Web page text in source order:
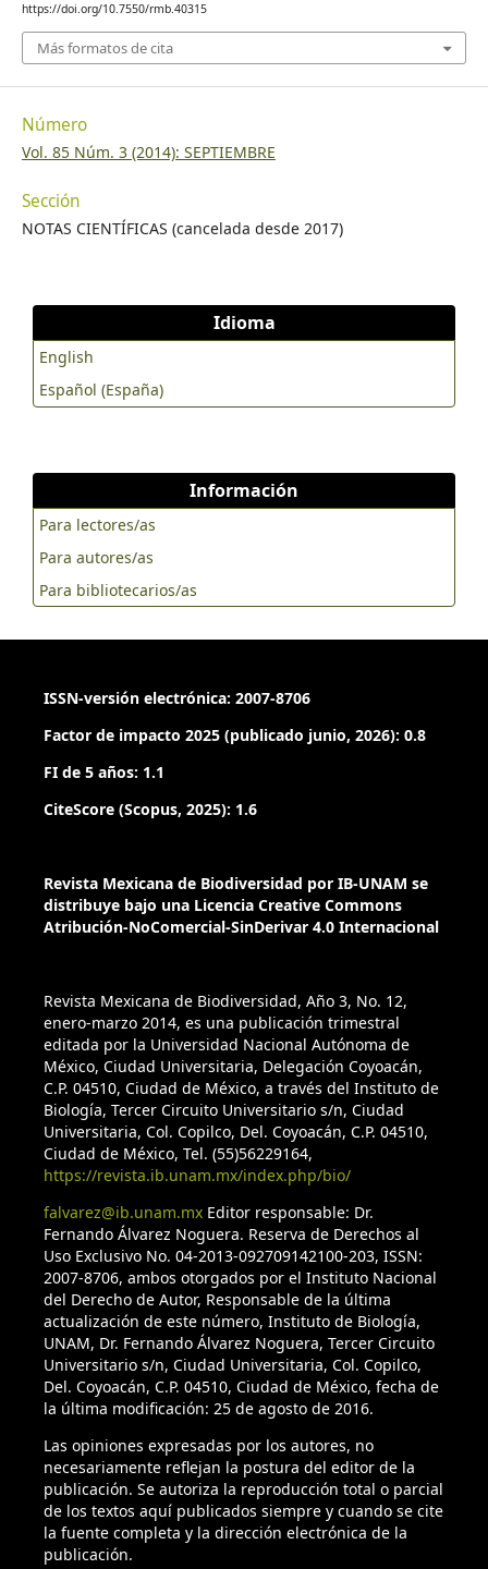
https://doi.org/10.7550/rmb.40315
Más formatos de cita
Número
Vol. 85 Núm. 3 (2014): SEPTIEMBRE
Sección
NOTAS CIENTÍFICAS (cancelada desde 2017)
Idioma
English
Español (España)
Información
Para lectores/as
Para autores/as
Para bibliotecarios/as
ISSN-versión electrónica: 2007-8706
Factor de impacto 2025 (publicado junio, 2026): 0.8
FI de 5 años: 1.1
CiteScore (Scopus, 2025): 1.6
Revista Mexicana de Biodiversidad por IB-UNAM se
distribuye bajo una Licencia Creative Commons
Atribución-NoComercial-SinDerivar 4.0 Internacional
Revista Mexicana de Biodiversidad, Año 3, No. 12,
enero-marzo 2014, es una publicación trimestral
editada por la Universidad Nacional Autónoma de
México, Ciudad Universitaria, Delegación Coyoacán,
C.P. 04510, Ciudad de México, a través del Instituto de
Biología, Tercer Circuito Universitario s/n, Ciudad
Universitaria, Col. Copilco, Del. Coyoacán, C.P. 04510,
Ciudad de México, Tel. (55)56229164,
https://revista.ib.unam.mx/index.php/bio/
falvarez@ib.unam.mxEditor responsable: Dr.
Fernando Álvarez Noguera. Reserva de Derechos al
Uso Exclusivo No. 04-2013-092709142100-203, ISSN:
2007-8706, ambos otorgados por el Instituto Nacional
del Derecho de Autor, Responsable de la última
actualización de este número, Instituto de Biología,
UNAM, Dr. Fernando Álvarez Noguera, Tercer Circuito
Universitario s/n, Ciudad Universitaria, Col. Copilco,
Del. Coyoacán, C.P. 04510, Ciudad de México, fecha de
la última modificación: 25 de agosto de 2016.
Las opiniones expresadas por los autores, no
necesariamente reflejan la postura del editor de la
publicación. Se autoriza la reproducción total o parcial
de los textos aquí publicados siempre y cuando se cite
la fuente completa y la dirección electrónica de la
publicación.